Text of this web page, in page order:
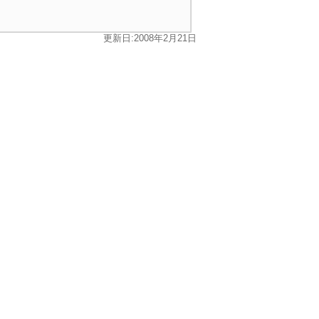
更新日:2008年2月21日